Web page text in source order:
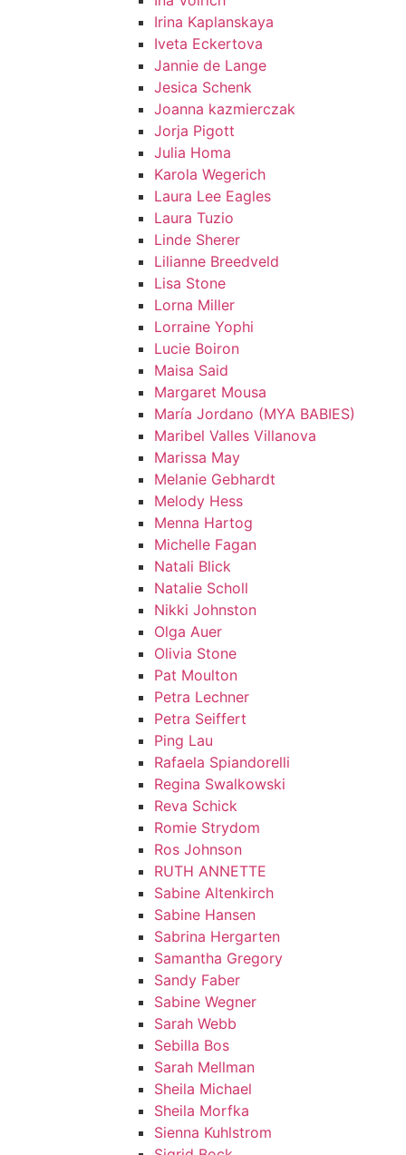
Irina Kaplanskaya
Iveta Eckertova
Jannie de Lange
Jesica Schenk
Joanna kazmierczak
Jorja Pigott
Julia Homa
Karola Wegerich
Laura Lee Eagles
Laura Tuzio
Linde Sherer
Lilianne Breedveld
Lisa Stone
Lorna Miller
Lorraine Yophi
Lucie Boiron
Maisa Said
Margaret Mousa
María Jordano (MYA BABIES)
Maribel Valles Villanova
Marissa May
Melanie Gebhardt
Melody Hess
Menna Hartog
Michelle Fagan
Natali Blick
Natalie Scholl
Nikki Johnston
Olga Auer
Olivia Stone
Pat Moulton
Petra Lechner
Petra Seiffert
Ping Lau
Rafaela Spiandorelli
Regina Swalkowski
Reva Schick
Romie Strydom
Ros Johnson
RUTH ANNETTE
Sabine Altenkirch
Sabine Hansen
Sabrina Hergarten
Samantha Gregory
Sandy Faber
Sabine Wegner
Sarah Webb
Sebilla Bos
Sarah Mellman
Sheila Michael
Sheila Morfka
Sienna Kuhlstrom